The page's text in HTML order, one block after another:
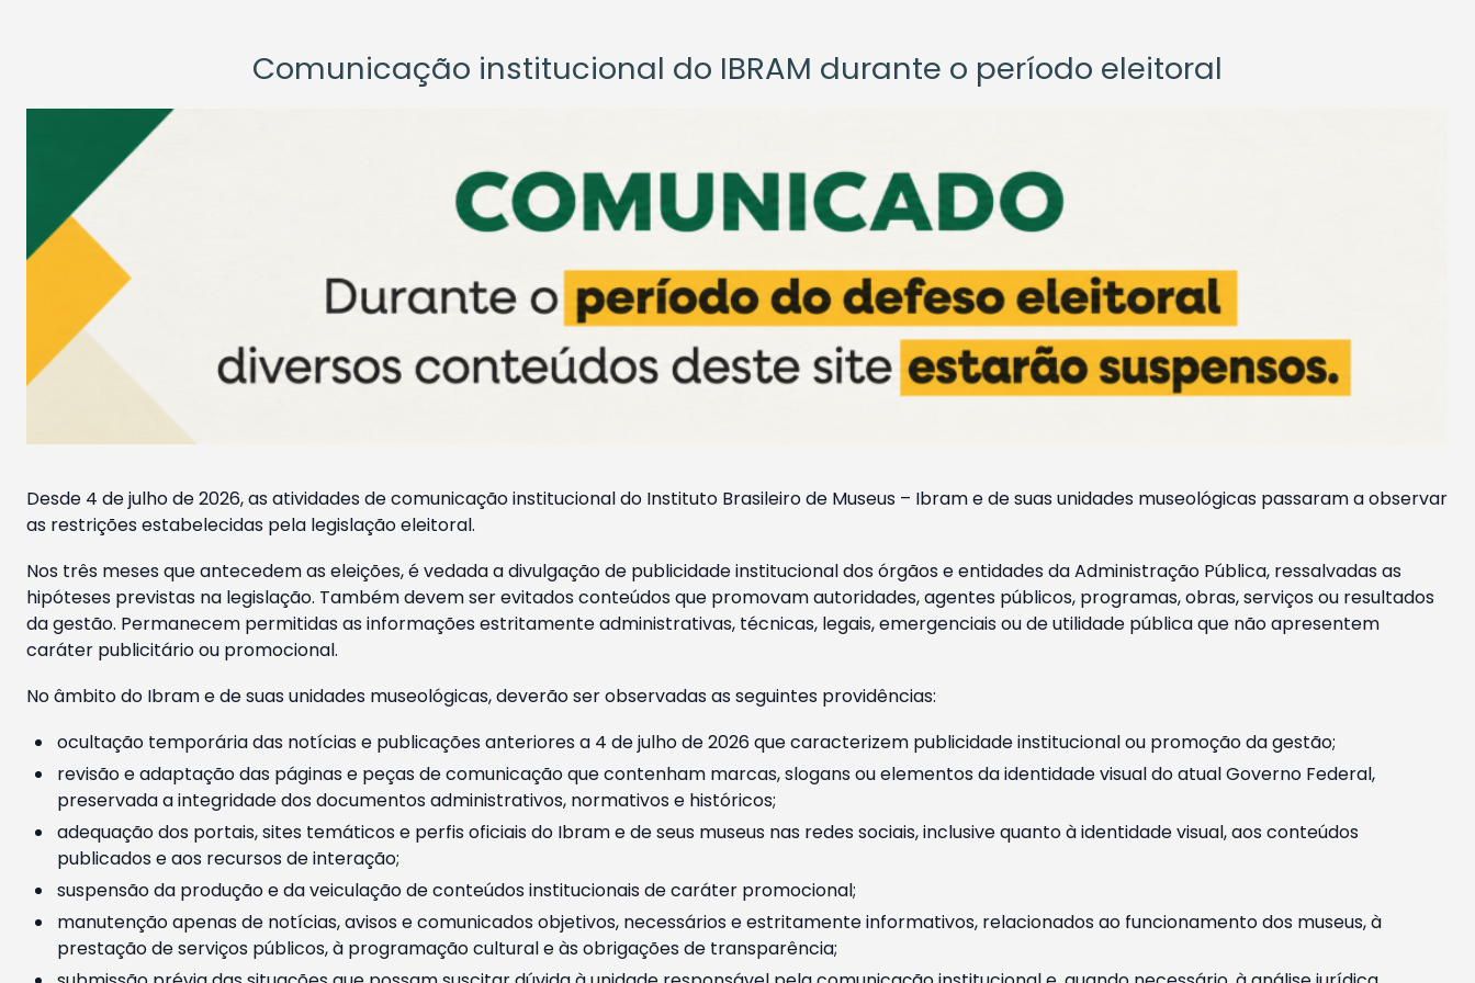
Comunicação institucional do IBRAM durante o período eleitoral
Desde 4 de julho de 2026, as atividades de comunicação institucional do Instituto Brasileiro de Museus – Ibram e de suas unidades museológicas passaram a observar
as restrições estabelecidas pela legislação eleitoral.
Nos três meses que antecedem as eleições, é vedada a divulgação de publicidade institucional dos órgãos e entidades da Administração Pública, ressalvadas as
hipóteses previstas na legislação. Também devem ser evitados conteúdos que promovam autoridades, agentes públicos, programas, obras, serviços ou resultados
da gestão. Permanecem permitidas as informações estritamente administrativas, técnicas, legais, emergenciais ou de utilidade pública que não apresentem
caráter publicitário ou promocional.
No âmbito do Ibram e de suas unidades museológicas, deverão ser observadas as seguintes providências:
ocultação temporária das notícias e publicações anteriores a 4 de julho de 2026 que caracterizem publicidade institucional ou promoção da gestão;
revisão e adaptação das páginas e peças de comunicação que contenham marcas, slogans ou elementos da identidade visual do atual Governo Federal,
preservada a integridade dos documentos administrativos, normativos e históricos;
adequação dos portais, sites temáticos e perfis oficiais do Ibram e de seus museus nas redes sociais, inclusive quanto à identidade visual, aos conteúdos
publicados e aos recursos de interação;
suspensão da produção e da veiculação de conteúdos institucionais de caráter promocional;
manutenção apenas de notícias, avisos e comunicados objetivos, necessários e estritamente informativos, relacionados ao funcionamento dos museus, à
prestação de serviços públicos, à programação cultural e às obrigações de transparência;